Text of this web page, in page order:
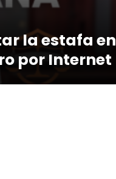
la estafa en
por Internet